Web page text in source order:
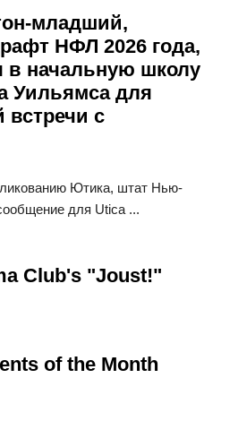
младший,
НФЛ 2026 года,
в начальную школу
Уильямса для
встречи с
Ютика, штат Нью-
для Utica ...
младший, кандидат на
Club's "Joust!"
Club's "Joust!"
of the Month